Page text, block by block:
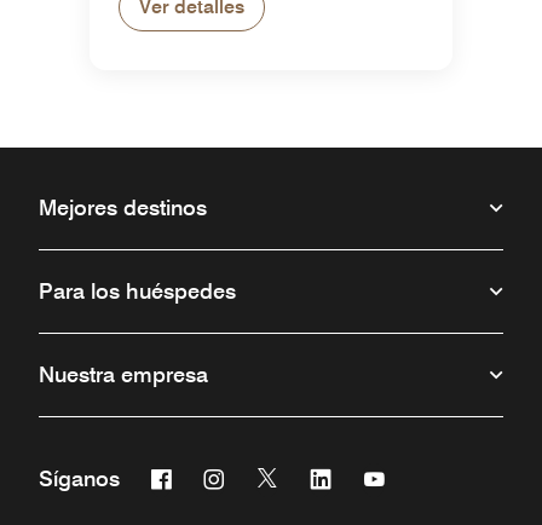
Ver detalles
Mejores destinos
Para los huéspedes
Nuestra empresa
Síganos Facebook
Abre una ventana nueva
Instagram
Abre una ventana nueva
Twitter
Abre una ventana nueva
Linkedin
Abre una ventana nueva
Abre una ventana